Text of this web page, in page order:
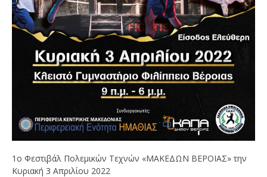
1ο Φεστιβάλ Πολεμικών Τεχνών «ΜΑΚΕΔΩΝ ΒΕΡΟΙΑΣ» την
Κυριακή 3 Απριλίου 2022